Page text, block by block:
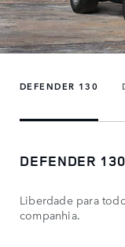
DEFENDER 130
DEFENDER 130
Liberdade para
companhia.